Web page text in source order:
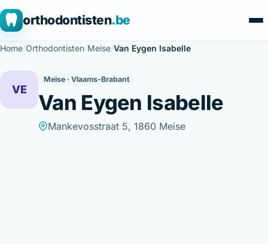
orthodontisten.be
Home/Orthodontisten/Meise/Van Eygen Isabelle
VE
Meise · Vlaams-Brabant
Van Eygen Isabelle
Mankevosstraat 5, 1860 Meise